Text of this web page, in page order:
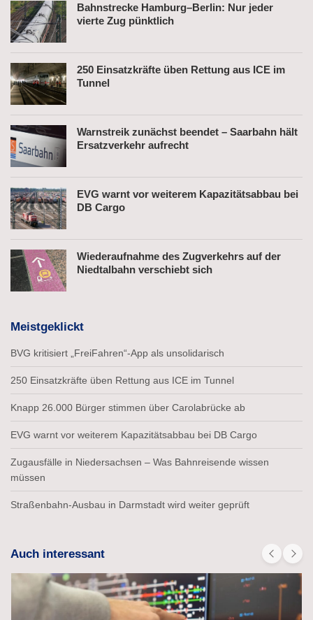
Bahnstrecke Hamburg–Berlin: Nur jeder
vierte Zug pünktlich
250 Einsatzkräfte üben Rettung aus ICE im
Tunnel
Warnstreik zunächst beendet – Saarbahn hält
Ersatzverkehr aufrecht
EVG warnt vor weiterem Kapazitätsabbau bei
DB Cargo
Wiederaufnahme des Zugverkehrs auf der
Niedtalbahn verschiebt sich
Meistgeklickt
BVG kritisiert „FreiFahren“-App als unsolidarisch
250 Einsatzkräfte üben Rettung aus ICE im Tunnel
Knapp 26.000 Bürger stimmen über Carolabrücke ab
EVG warnt vor weiterem Kapazitätsabbau bei DB Cargo
Zugausfälle in Niedersachsen – Was Bahnreisende wissen
müssen
Straßenbahn-Ausbau in Darmstadt wird weiter geprüft
Auch interessant